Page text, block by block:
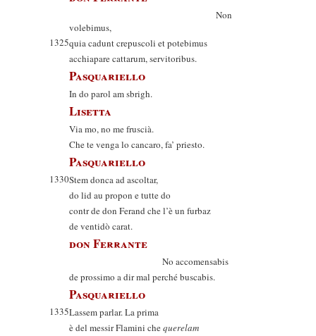
Non
volebimus,
1325quia cadunt crepuscoli et potebimus
acchiapare cattarum, servitoribus.
Pasquariello
In do parol am sbrigh.
Lisetta
Via mo, no me fruscià.
Che te venga lo cancaro, fa’ priesto.
Pasquariello
1330Stem donca ad ascoltar,
do lid au propon e tutte do
contr de don Ferand che l’è un furbaz
de ventidò carat.
don Ferrante
No accomensabis
de prossimo a dir mal perché buscabis.
Pasquariello
1335Lassem parlar. La prima
è del messir Flamini chequerelam